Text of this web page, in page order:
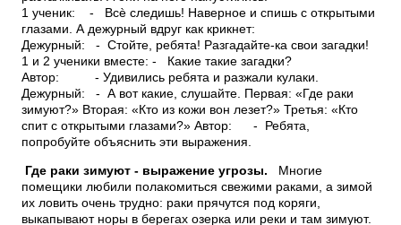
1 ученик: - Всѐ следишь! Наверное и спишь с открытыми
глазами. А дежурный вдруг как крикнет:
Дежурный: - Стойте, ребята! Разгадайте-ка свои загадки!
1 и 2 ученики вместе: - Какие такие загадки?
Автор: - Удивились ребята и разжали кулаки.
Дежурный: - А вот какие, слушайте. Первая: «Где раки
зимуют?» Вторая: «Кто из кожи вон лезет?» Третья: «Кто
спит с открытыми глазами?» Автор: - Ребята,
попробуйте объяснить эти выражения.
Где раки зимуют - выражение угрозы. Многие
помещики любили полакомиться свежими раками, а зимой
их ловить очень трудно: раки прячутся под коряги,
выкапывают норы в берегах озерка или реки и там зимуют.